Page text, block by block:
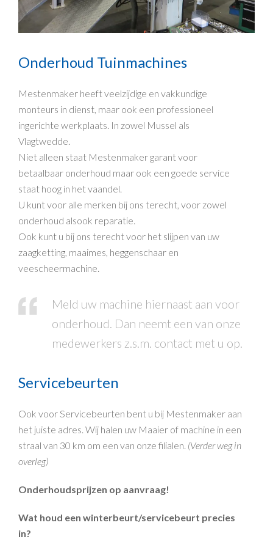
Onderhoud Tuinmachines
Mestenmaker heeft veelzijdige en vakkundige
monteurs in dienst, maar ook een professioneel
ingerichte werkplaats. In zowel Mussel als
Vlagtwedde.
Niet alleen staat Mestenmaker garant voor
betaalbaar onderhoud maar ook een goede service
staat hoog in het vaandel.
U kunt voor alle merken bij ons terecht, voor zowel
onderhoud alsook reparatie.
Ook kunt u bij ons terecht voor het slijpen van uw
zaagketting, maaimes, heggenschaar en
veescheermachine.
Meld uw machine hiernaast aan voor
onderhoud. Dan neemt een van onze
medewerkers z.s.m. contact met u op.
Servicebeurten
Ook voor Servicebeurten bent u bij Mestenmaker aan
het juiste adres. Wij halen uw Maaier of machine in een
straal van 30 km om een van onze filialen. (Verder weg in
overleg)
Onderhoudsprijzen op aanvraag!
Wat houd een winterbeurt/servicebeurt precies
in?